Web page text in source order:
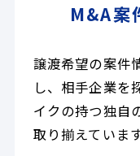
M&A案
譲渡希望の案件
し、相手企業を
イクの持つ独自
取り揃えています